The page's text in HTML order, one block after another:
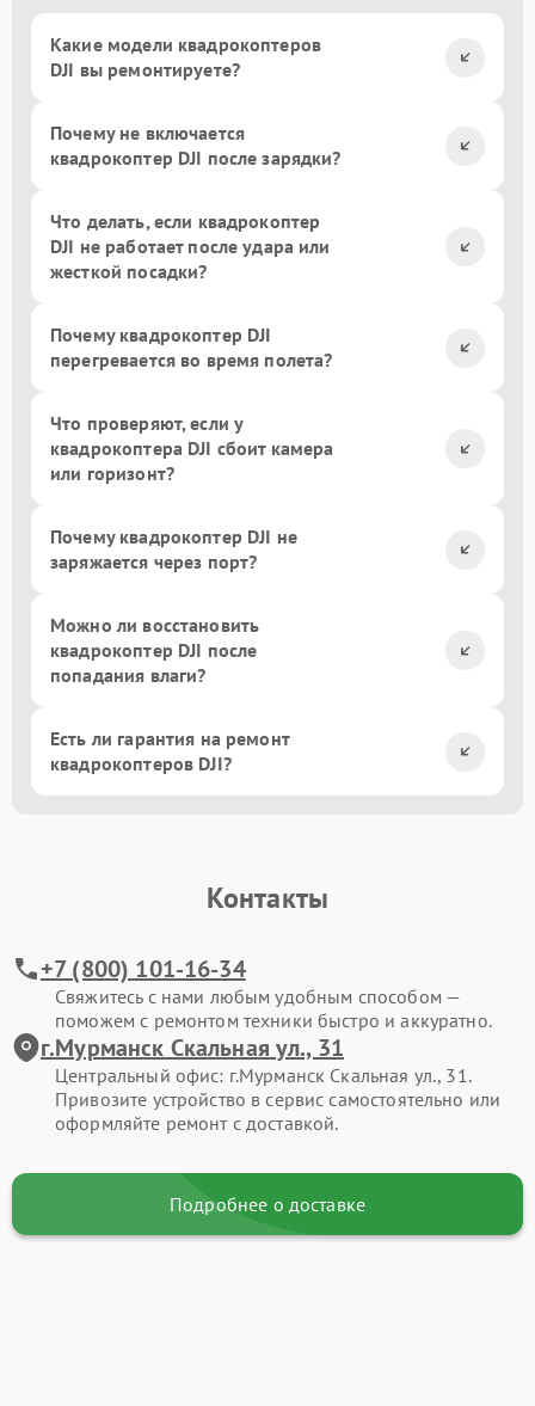
Какие модели квадрокоптеров
DJI вы ремонтируете?
Почему не включается
квадрокоптер DJI после зарядки?
Что делать, если квадрокоптер
DJI не работает после удара или
жесткой посадки?
Почему квадрокоптер DJI
перегревается во время полета?
Что проверяют, если у
квадрокоптера DJI сбоит камера
или горизонт?
Почему квадрокоптер DJI не
заряжается через порт?
Можно ли восстановить
квадрокоптер DJI после
попадания влаги?
Есть ли гарантия на ремонт
квадрокоптеров DJI?
Контакты
+7 (800) 101-16-34
Свяжитесь с нами любым удобным способом —
поможем с ремонтом техники быстро и аккуратно.
г.Мурманск Скальная ул., 31
Центральный офис: г.Мурманск Скальная ул., 31.
Привозите устройство в сервис самостоятельно или
оформляйте ремонт с доставкой.
Подробнее о доставке